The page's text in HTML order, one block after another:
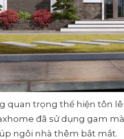
quan trọng thể hiện tôn
đã sử dụng gam
ngôi nhà thêm bắt mắt.